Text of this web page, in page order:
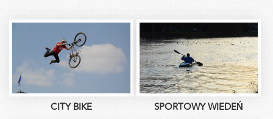
CITY BIKE SPORTOWY WIEDEŃ